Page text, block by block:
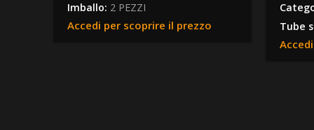
Imballo: 2 PEZZI
Accedi per scoprire il prezzo
Tube